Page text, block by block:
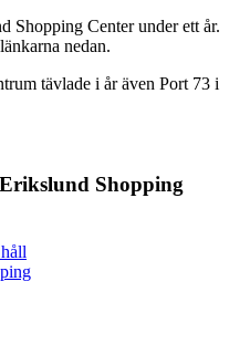
Shopping Center under ett år.
nedan.
tävlade i år även Port 73 i
Shopping